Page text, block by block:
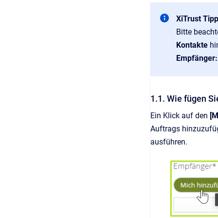
XiTrust
Bitte
Kontakte
1.1. Wie fügen
Ein Klick auf den
Auftrags
ausführen.